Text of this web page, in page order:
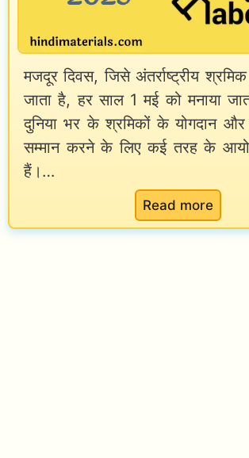
मजदूर दिवस, जिसे अंतर्राष्ट्रीय
जाता है, हर साल 1 मई को मनाया
दुनिया भर के श्रमिकों के योगदान और
सम्मान करने के लिए कई तरह के
हैं।…
Read more:
L